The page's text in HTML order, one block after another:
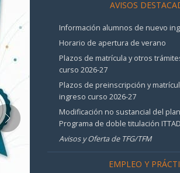
AVISOS
Información alumnos de nuevo
Horario de apertura de verano
Plazos de matrícula y otros
curso 2026-27
Plazos de preinscripción y
ingreso curso 2026-27
Modificación no sustancial del
Programa de doble titulación
Avisos y Oferta de TFG/TFM
EMPLEO Y